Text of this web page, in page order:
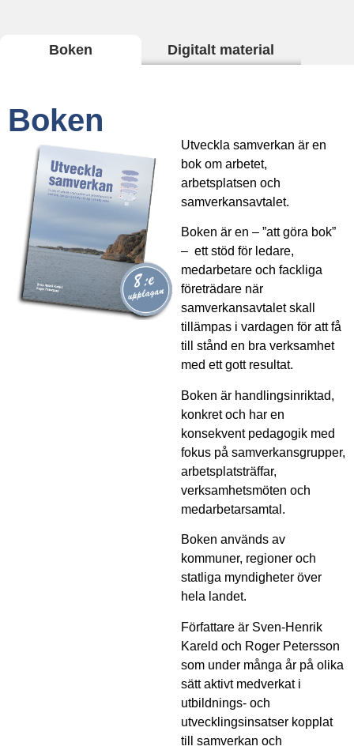
Boken Digitalt material
Boken
Utveckla samverkan är en
bok om arbetet,
arbetsplatsen och
samverkansavtalet.
Boken är en – ”att göra bok”
– ett stöd för ledare,
medarbetare och fackliga
företrädare när
samverkansavtalet skall
tillämpas i vardagen för att få
till stånd en bra verksamhet
med ett gott resultat.
Boken är handlingsinriktad,
konkret och har en
konsekvent pedagogik med
fokus på samverkansgrupper,
arbetsplatsträffar,
verksamhetsmöten och
medarbetarsamtal.
Boken används av
kommuner, regioner och
statliga myndigheter över
hela landet.
Författare är Sven-Henrik
Kareld och Roger Petersson
som under många år på olika
sätt aktivt medverkat i
utbildnings- och
utvecklingsinsatser kopplat
till samverkan och